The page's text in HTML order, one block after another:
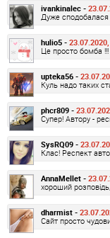
ivankinalec -
Дуже сподобалася
hulio5 -
Це просто бомба !!!
upteka56 -
Куль надо таких
phcr809 -
Супер! Автору -
SysRQ09 -
Клас! Респект
AnnaMellet -
хороший
dharmist -
Сайт просто